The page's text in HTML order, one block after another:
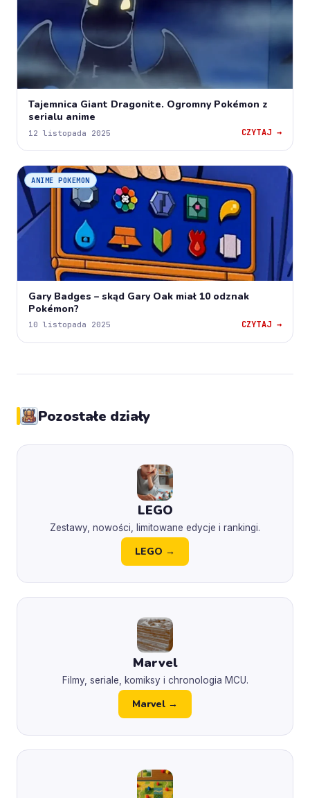
Tajemnica Giant Dragonite. Ogromny Pokémon z
serialu anime
12 listopada 2025 CZYTAJ →
ANIME POKEMON
Gary Badges – skąd Gary Oak miał 10 odznak
Pokémon?
10 listopada 2025 CZYTAJ →
Pozostałe działy
LEGO
Zestawy, nowości, limitowane edycje i rankingi.
LEGO →
Marvel
Filmy, seriale, komiksy i chronologia MCU.
Marvel →